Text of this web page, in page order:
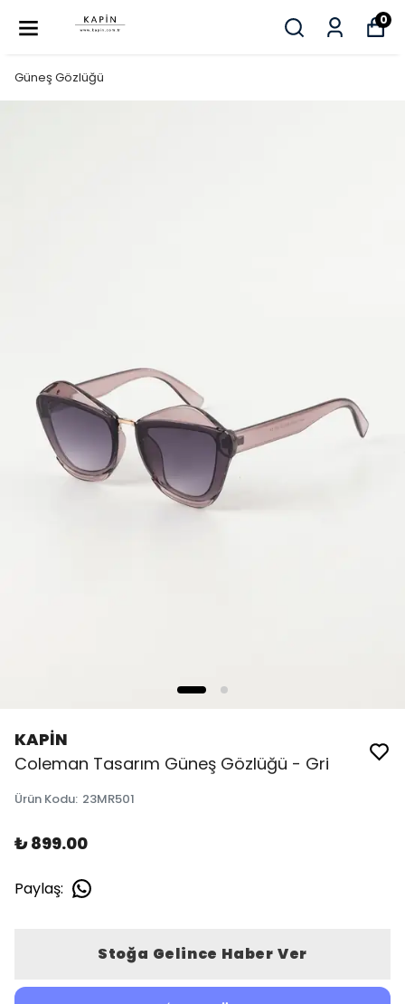
0
Güneş Gözlüğü
KAPİN
Coleman Tasarım Güneş Gözlüğü - Gri
Ürün Kodu: 23MR501
₺ 899.00
Paylaş:
Stoğa Gelince Haber Ver